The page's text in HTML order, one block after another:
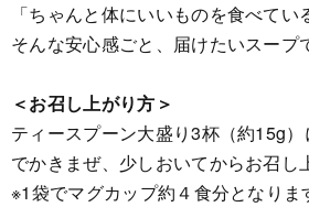
「ちゃんと体にいいものを食べてい
そんな安心感ごと、届けたいスープ
＜お召し上がり方＞
ティースプーン大盛り3杯（約15g
でかきまぜ、少しおいてからお召し
※1袋でマグカップ約４食分となりま